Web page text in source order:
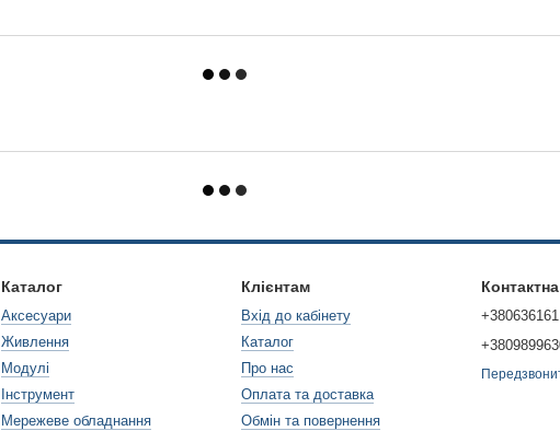
Каталог
Аксесуари
Живлення
Модулі
Інструмент
Мережеве обладнання
Клієнтам
Вхід до кабінету
Каталог
Про нас
Оплата та доставка
Обмін та повернення